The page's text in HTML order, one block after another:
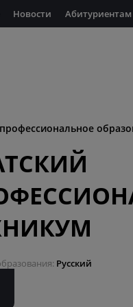
Новости Абитуриентам
Русский